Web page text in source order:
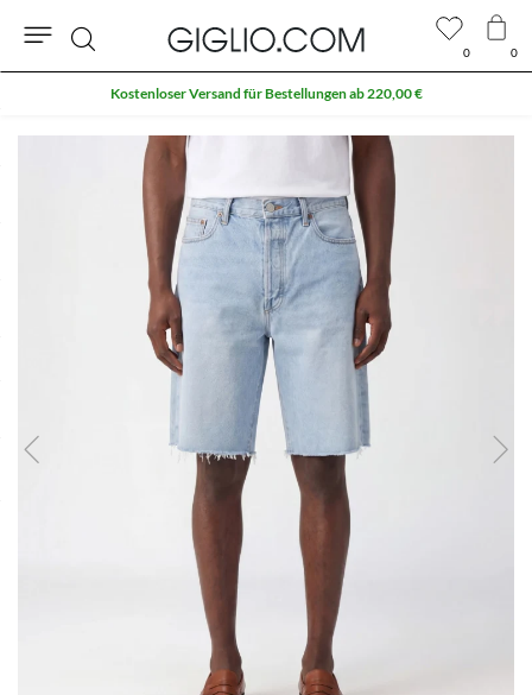
0 0
Suche
Kostenloser Versand für Bestellungen ab 220,00 €